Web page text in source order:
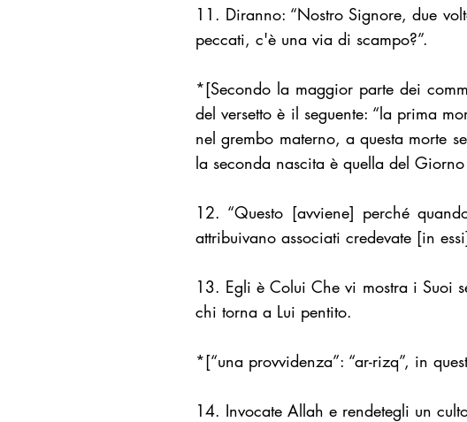
11. Diranno: “Nostro Signore, due
peccati, c'è una via di scampo?”.
*[Secondo la maggior parte dei
del versetto è il seguente: “la prima
nel grembo materno, a questa morte
la seconda nascita è quella del Giorno
12. “Questo [avviene] perché
attribuivano associati credevate [in
13. Egli è Colui Che vi mostra i Suoi
chi torna a Lui pentito.
*[“una provvidenza”: “ar-rizq”, in
14. Invocate Allah e rendetegli un